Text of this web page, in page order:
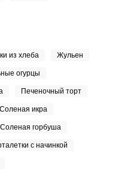
из хлеба Жульен
огурцы
Печеночный торт
Соленая икра
Соленая горбуша
с начинкой